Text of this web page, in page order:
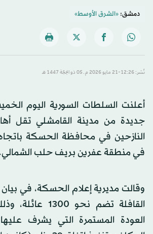
دمشق:«الشرق الأوسط»
نُشر: 12:26-21 مايو 2026 م ـ 05 ذو الحِجّة 1447 هـ
أعلنت السلطات السورية اليوم
جديدة من مدينة القامشلي تقل
النازحين في محافظة الحسكة
في منطقة عفرين بريف حلب
وقالت مديرية إعلام الحسكة، في
القافلة تضم نحو
العودة المستمرة التي يشرف